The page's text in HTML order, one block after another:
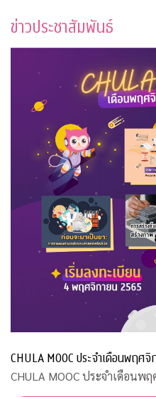
ข่าวประชาสัมพันธ์
CHULA MOOC ประจำเดือนพฤศ
CHULA MOOC ประจำเดือนพ